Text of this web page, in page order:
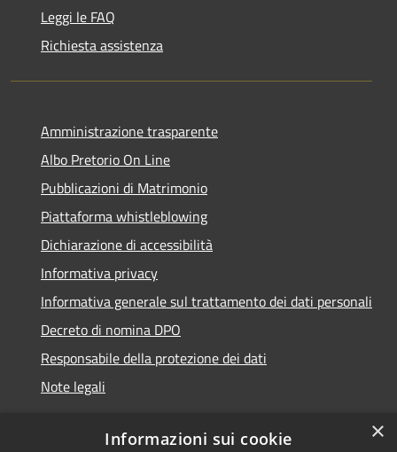
Leggi le FAQ
Richiesta assistenza
Amministrazione trasparente
Albo Pretorio On Line
Pubblicazioni di Matrimonio
Piattaforma whistleblowing
Dichiarazione di accessibilità
Informativa privacy
Informativa generale sul trattamento dei dati personali
Decreto di nomina DPO
Responsabile della protezione dei dati
Note legali
×
Informazioni sui cookie